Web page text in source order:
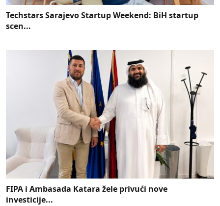
Techstars Sarajevo Startup Weekend: BiH startup
scen...
FIPA i Ambasada Katara žele privući nove
investicije...